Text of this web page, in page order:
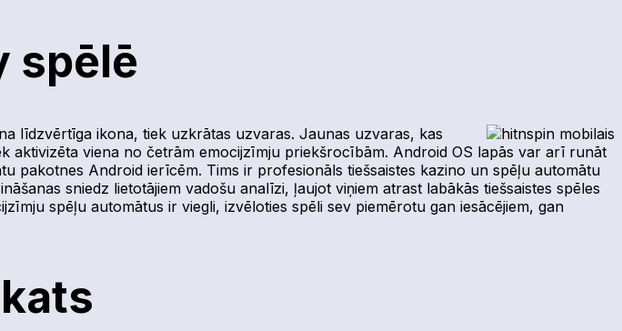
spēlē
līdzvērtīga ikona, tiek uzkrātas uzvaras. Jaunas uzvaras, kas
aktivizēta viena no četrām emocijzīmju priekšrocībām. Android OS lapās var arī runāt
pakotnes Android ierīcēm. Tims ir profesionāls tiešsaistes kazino un spēļu automātu
sniedz lietotājiem vadošu analīzi, ļaujot viņiem atrast labākās tiešsaistes spēles
spēļu automātus ir viegli, izvēloties spēli sev piemērotu gan iesācējiem, gan